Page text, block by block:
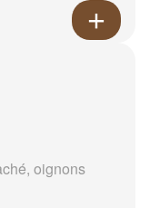
oignons